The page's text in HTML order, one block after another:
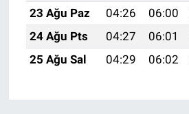
23 Ağu Paz
04:26 06:00
24 Ağu Pts
04:27 06:01
25 Ağu Sal
04:29 06:02